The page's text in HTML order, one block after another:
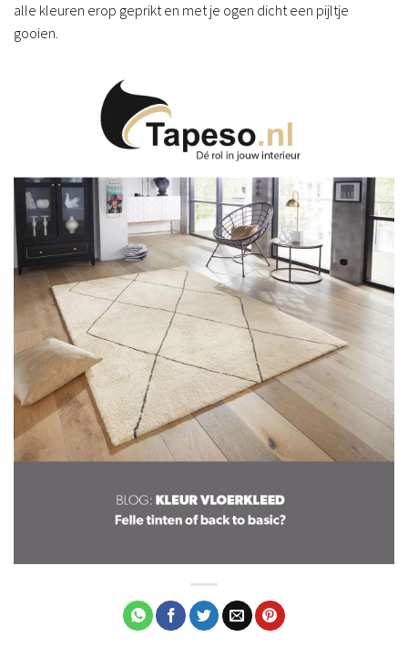
alle kleuren erop geprikt en met je ogen dicht een pijltje
gooien.